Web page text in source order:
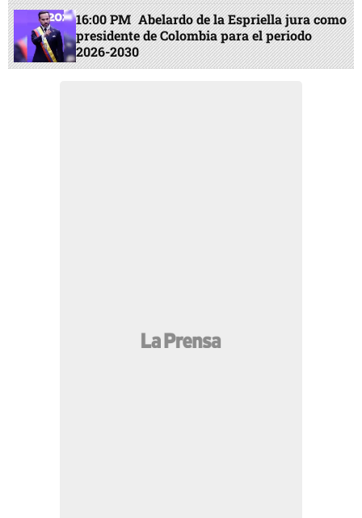
16:00 PM Abelardo de la Espriella jura como
presidente de Colombia para el periodo
2026-2030